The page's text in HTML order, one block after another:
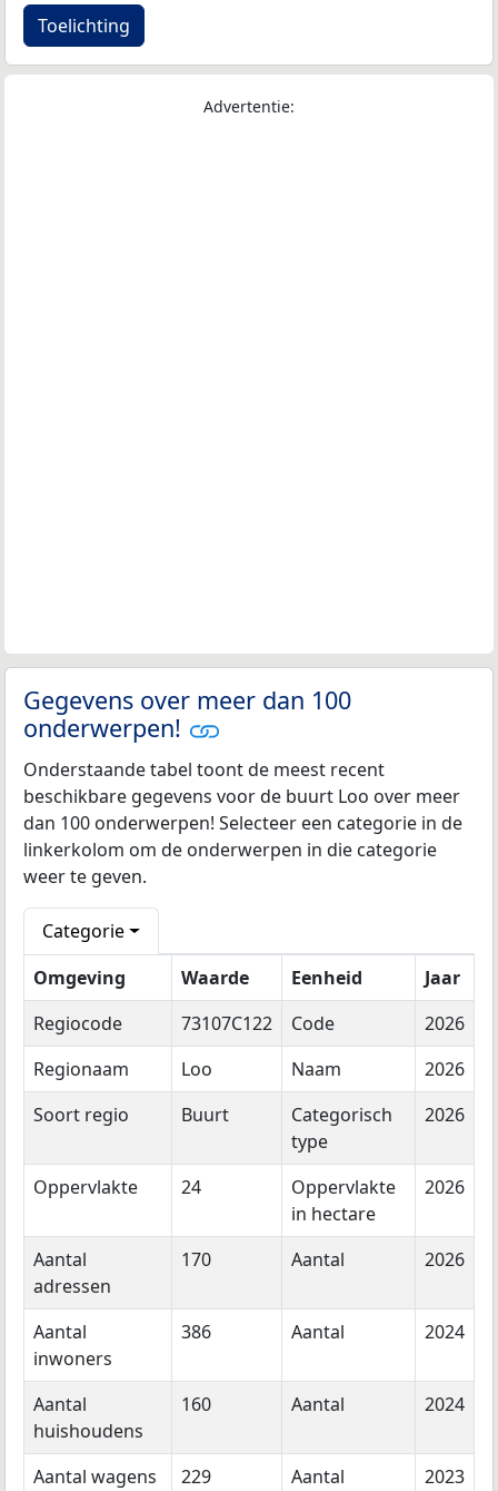
Toelichting
Advertentie:
Gegevens over meer dan 100
onderwerpen!
Onderstaande tabel toont de meest recent
beschikbare gegevens voor de buurt Loo over meer
dan 100 onderwerpen! Selecteer een categorie in de
linkerkolom om de onderwerpen in die categorie
weer te geven.
Categorie
Omgeving
Waarde Eenheid
Jaar
Regiocode
73107C122 Code
2026
Regionaam
Loo Naam
2026
Soort regio
Buurt
Categorisch
type
2026
Oppervlakte 24
Oppervlakte
in hectare
2026
Aantal
adressen
170 Aantal 2026
Aantal
inwoners
386 Aantal 2024
Aantal
huishoudens
160 Aantal 2024
Aantal wagens 229 Aantal 2023